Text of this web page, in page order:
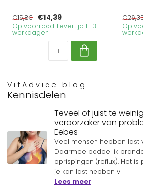
€15,83 €14,39
Op voorraad. Levertijd 1 - 3
werkdagen
Op
VitAdvice blog
Kennisdelen
Teveel of juist te
veroorzaker van
Eebes
Veel mensen hebben last
Daarmee bedoel ik
oprispingen (reflux). Het is
je kan last hebben v
Lees meer